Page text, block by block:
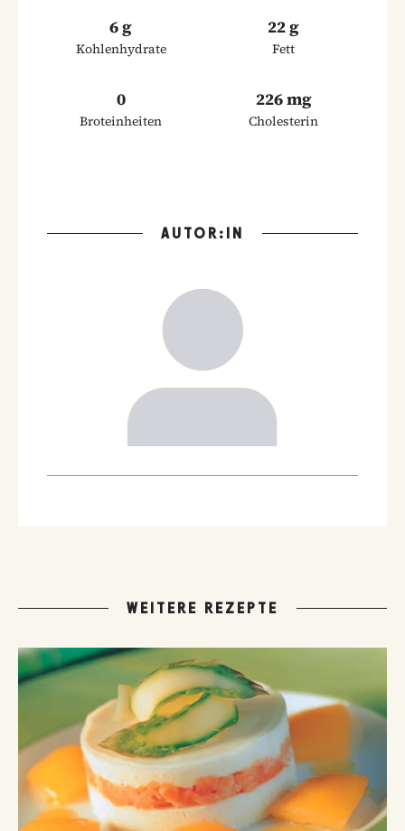
6 g
Kohlenhydrate
22 g
Fett
0
Broteinheiten
226 mg
Cholesterin
AUTOR:IN
WEITERE REZEPTE